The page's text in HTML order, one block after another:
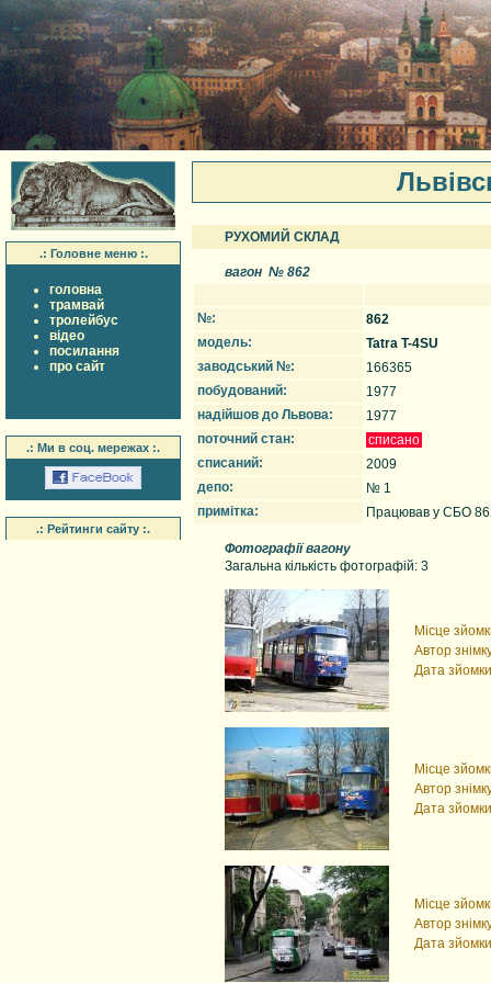
.: Головне меню :.
головна
трамвай
тролейбус
вiдео
посилання
про сайт
.: Ми в соц. мережах :.
.: Рейтинги сайту :.
РУХОМИЙ СКЛАД
вагон № 862
№:
862
модель:
Tatra T-4SU
заводський №:
166365
побудований:
1977
надійшов до Львова:
1977
поточний стан:
списано
списаний:
2009
депо:
№ 1
примітка:
Працював у СБО
Фотографії вагону
Загальна кількість фотографій: 3
Місце
Автор
Дата
Місце
Автор
Дата
Місце
Автор
Дата